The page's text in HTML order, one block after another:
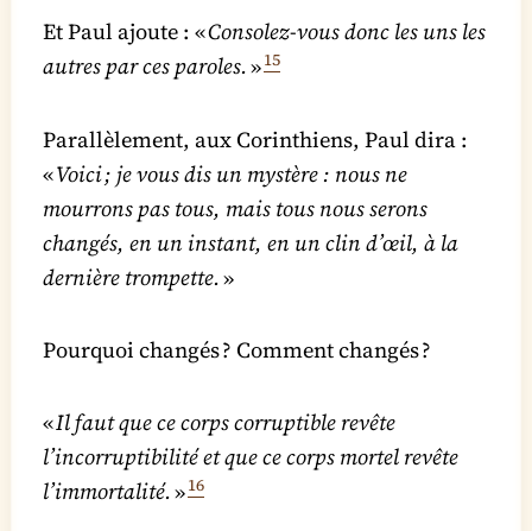
Et Paul ajoute : «Consolez-vous donc les uns les
autres par ces paroles.»15
Parallèlement, aux Corinthiens, Paul dira :
«Voici ; je vous dis un mystère : nous ne
mourrons pas tous, mais tous nous serons
changés, en un instant, en un clin d’œil, à la
dernière trompette.»
Pourquoi changés ? Comment changés ?
«Il faut que ce corps corruptible revête
l’incorruptibilité et que ce corps mortel revête
l’immortalité.»16